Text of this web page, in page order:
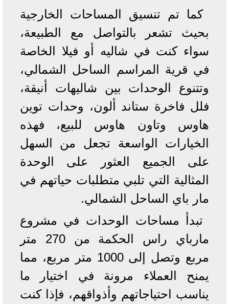
كما تم تنسيق المساحات الخارجية
بحيث تشعر بالتواصل مع الطبيعة،
سواء كنت في شاليه أو فيلا الخاصة
في قرية المراسم الساحل الشمالي،
وتتنوع الوحدات بين شاليهات أنيقة،
فلل فاخرة ستاند ألون، وحدات توين
هاوس وتاون هاوس للبيع، فهذه
الخيارات الواسعة تجعل من السهل
على الجميع العثور على الوحدة
المثالية التي تلبي متطلبات حياتهم في
مار باي الساحل الشمالي.
تبدأ مساحات الوحدات في مشروع
مارباي راس الحكمة من 270 متر
مربع وتصل إلى 1000 متر مربع، مما
يمنح العملاء مرونة في اختيار ما
يناسب احتياجاتهم وأذواقهم، فإذا كنت